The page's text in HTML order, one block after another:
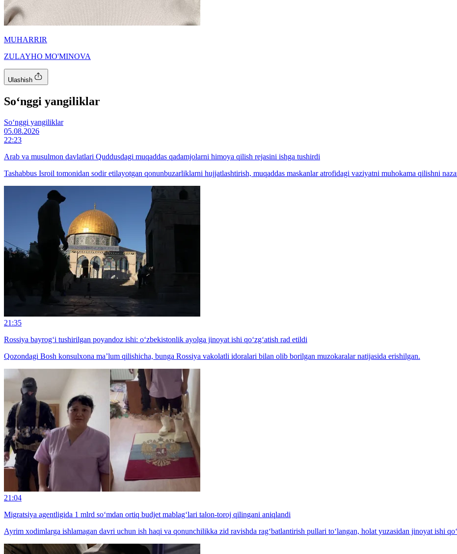
MUHARRIR
ZULAYHO MO'MINOVA
Ulashish
So‘nggi yangiliklar
So‘nggi yangiliklar
05.08.2026
22:23
Arab va musulmon davlatlari Quddusdagi muqaddas qadamjolarni himoya qilish rejasini ishga tushirdi
Tashabbus Isroil tomonidan sodir etilayotgan qonunbuzarliklarni hujjatlashtirish, muqaddas maskanlar atrofidagi vaziyatni muhokama qilishni
21:35
Rossiya bayrog‘i tushirilgan poyandoz ishi: o‘zbekistonlik ayolga jinoyat ishi qo‘zg‘atish rad etildi
Qozondagi Bosh konsulxona ma’lum qilishicha, bunga Rossiya vakolatli idoralari bilan olib borilgan muzokaralar natijasida erishilgan.
21:04
Migratsiya agentligida 1 mlrd so‘mdan ortiq budjet mablag‘lari talon-toroj qilingani aniqlandi
Ayrim xodimlarga ishlamagan davri uchun ish haqi va qonunchilikka zid ravishda rag‘batlantirish pullari to‘langan, holat yuzasidan jinoyat ishi